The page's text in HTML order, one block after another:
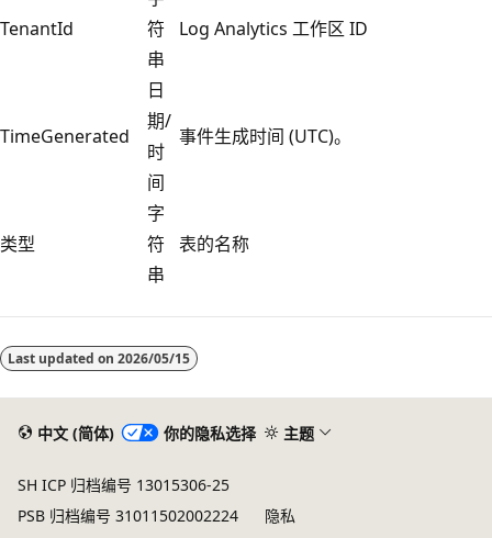
TenantId
符
串
Log Analytics 工作区 ID
TimeGenerated
日
期/
时
间
事件生成时间 (UTC)。
类型
字
符
串
表的名称
模
式
Last updated on 2026/05/15
中文 (简体) 你的隐私选择 主题
SH ICP 归档编号 13015306-25
PSB 归档编号 31011502002224
隐私